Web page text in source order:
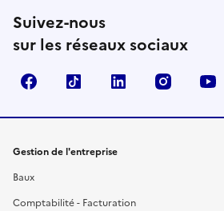
Suivez-nous
sur les réseaux sociaux
FacebookTikTok Linkedin
Gestion de l'entreprise
Baux
Comptabilité - Facturation